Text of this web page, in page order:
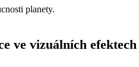
planety.
ve vizuálních efektech